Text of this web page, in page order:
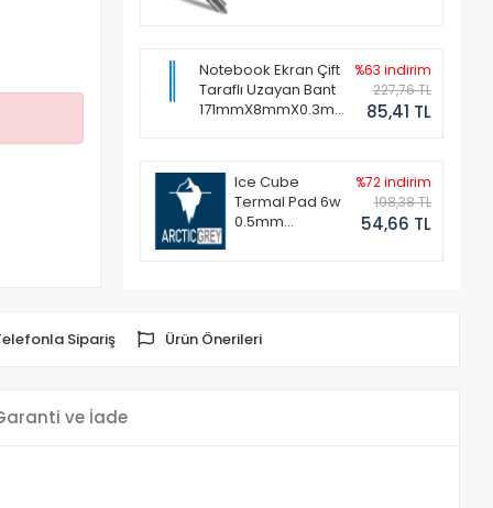
Notebook Ekran Çift
Taraflı Uzayan Bant
171mmX8mmX0.3mm
%63 indirim
227,76 TL
85,41 TL
Ice Cube
Termal Pad 6w
0.5mm
%72 indirim
198,38 TL
54,66 TL
Sipariş Ürün Önerileri
ve İade